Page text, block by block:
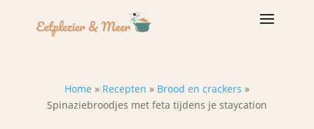
Home » Recepten » Brood en crackers »
Spinaziebroodjes met feta tijdens je staycation